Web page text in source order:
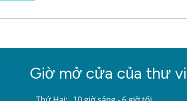
Giờ mở cửa của thư